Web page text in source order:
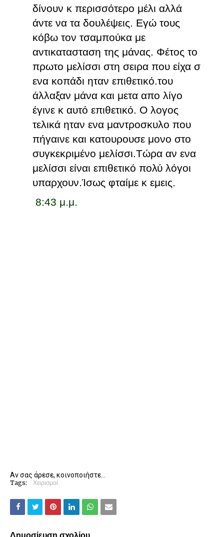
δίνουν κ περισσότερο μέλι αλλά
άντε να τα δουλέψεις. Εγώ τους
κόβω τον τσαμπούκα με
αντικατασταση της μάνας. Φέτος το
πρωτο μελίσσι στη σειρα που είχα σ
ενα κοπάδι ηταν επιθετικό.του
άλλαξαν μάνα και μετα απο λίγο
έγινε κ αυτό επιθετικό. Ο λογος
τελικά ηταν ενα μαντροσκυλο που
πήγαινε και κατουρουσε μονο στο
συγκεκριμένο μελίσσι.Τώρα αν ενα
μελίσσι είναι επιθετικό πολύ λόγοι
υπαρχουν.Ίσως φταίμε κ εμεις.
8:43 μ.μ.
Αν σας άρεσε, κοινοποιήστε...
Tags: Χειρισμοί
Δημοσίευση σχολίου